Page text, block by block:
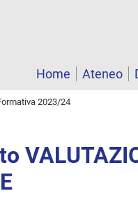
Home
Ateneo
2023/24